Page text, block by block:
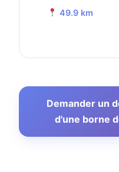
49.9 km
Demander un
d'une borne